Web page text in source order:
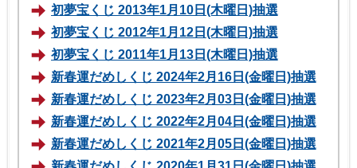
初夢宝くじ 2013年1月10日(木曜日)抽選
初夢宝くじ 2012年1月12日(木曜日)抽選
初夢宝くじ 2011年1月13日(木曜日)抽選
新春運だめしくじ 2024年2月16日(金曜日)抽選
新春運だめしくじ 2023年2月03日(金曜日)抽選
新春運だめしくじ 2022年2月04日(金曜日)抽選
新春運だめしくじ 2021年2月05日(金曜日)抽選